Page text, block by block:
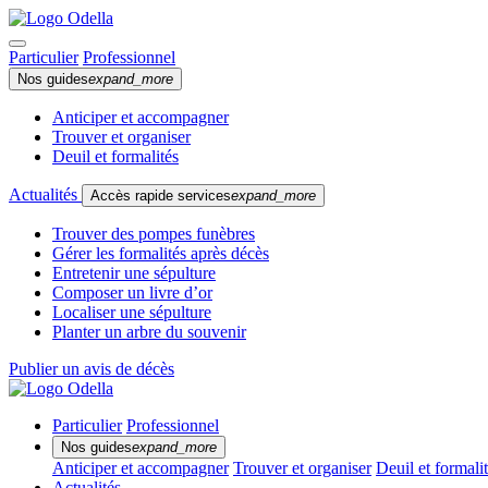
Particulier Professionnel
Nos guidesexpand_more
Anticiper et accompagner
Trouver et organiser
Deuil et formalités
Actualités Accès rapide servicesexpand_more
Trouver des pompes funèbres
Gérer les formalités après décès
Entretenir une sépulture
Composer un livre d’or
Localiser une sépulture
Planter un arbre du souvenir
Publier un avis de décès
Particulier Professionnel
Nos guidesexpand_more
Anticiper et accompagner Trouver et organiser Deuil et